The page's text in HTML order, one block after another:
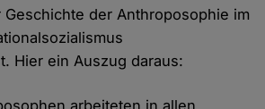
Geschichte der Anthroposophie im
Hier ein Auszug daraus: